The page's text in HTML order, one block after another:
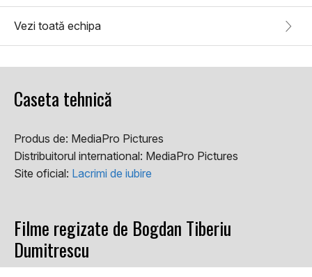
Vezi toată echipa
Caseta tehnică
Produs de: MediaPro Pictures
Distribuitorul international: MediaPro Pictures
Site oficial: Lacrimi de iubire
Filme regizate de Bogdan Tiberiu
Dumitrescu